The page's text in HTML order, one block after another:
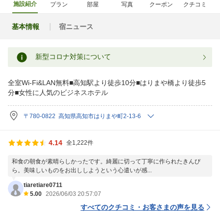
施設紹介 プラン 部屋 写真 クーポン クチコミ
基本情報 宿ニュース
新型コロナ対策について
全室Wi-Fi&LAN無料■高知駅より徒歩10分■はりまや橋より徒歩5
分■女性に人気のビジネスホテル
〒780-0822 高知県高知市はりまや町2-13-6
4.14 全1,222件
和食の朝食が素晴らしかったです。綺麗に切って丁寧に作られたきんぴ
ら。美味しいものをお出ししようという心遣いが感...
tiaretiare0711
5.00 2026/06/03 20:57:07
すべてのクチコミ・お客さまの声を見る